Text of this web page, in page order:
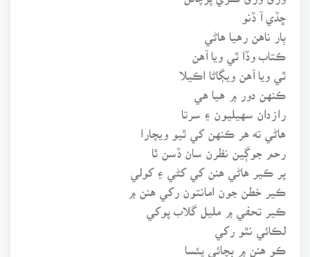
ڇڏي آ ڏنو
ٻار ناهن رهيا هاڻي
ڪتاب وڏا ٿي ويا آهن
ٿي ويا آهن ويڳاڻا اڪيلا
ڪنهن دور ۾ هيا هي
رازدان سهيليون ۽ سرتا
هاڻي ته هر ڪنهن کي ٿيو ويچارا
رحم جوڳين نظرن سان ڏسن ٿا
پر ڪير هاڻي هنن کي کڻي ۽ کولي
ڪير خطن جون امانتون رکي هنن ۾
ڪير تحفي ۾ مليل گلاب پوکي
لڪائي نٿو رکي
ڪو هنن ۾ بچائي پئسا